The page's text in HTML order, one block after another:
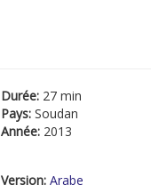
Durée: 27 min
Pays: Soudan
Année: 2013
Version: Arabe